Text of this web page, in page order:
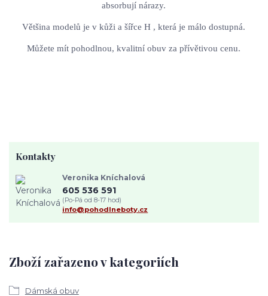
absorbují nárazy.
Většina modelů je v kůži a šířce H , která je málo dostupná.
Můžete mít pohodlnou, kvalitní obuv za přívětivou cenu.
Zboží zařazeno v kategoriích
Dámská obuv
Kontakty
Veronika Kníchalová
605 536 591
(Po-Pá od 8-17 hod)
info@pohodlneboty.cz